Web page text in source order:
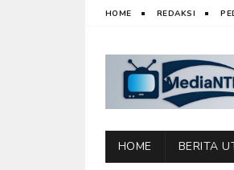
HOME REDAKSI
HOME BERITA